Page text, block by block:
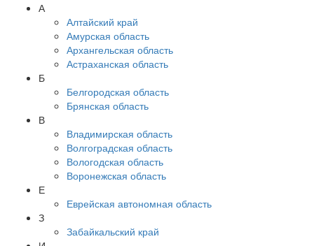
А
Алтайский край
Амурская область
Архангельская область
Астраханская область
Б
Белгородская область
Брянская область
В
Владимирская область
Волгоградская область
Вологодская область
Воронежская область
Е
Еврейская автономная область
З
Забайкальский край